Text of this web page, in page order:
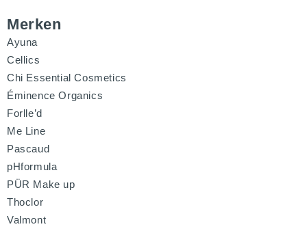
Merken
Ayuna
Cellics
Chi Essential Cosmetics
Éminence Organics
Forlle’d
Me Line
Pascaud
pHformula
PÜR Make up
Thoclor
Valmont